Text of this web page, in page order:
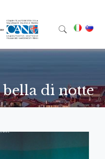
bella di notte